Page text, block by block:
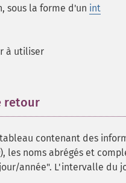
sous la forme d'un int
à utiliser
retour
contenant des
), les noms abrégés et
année". L'intervalle du